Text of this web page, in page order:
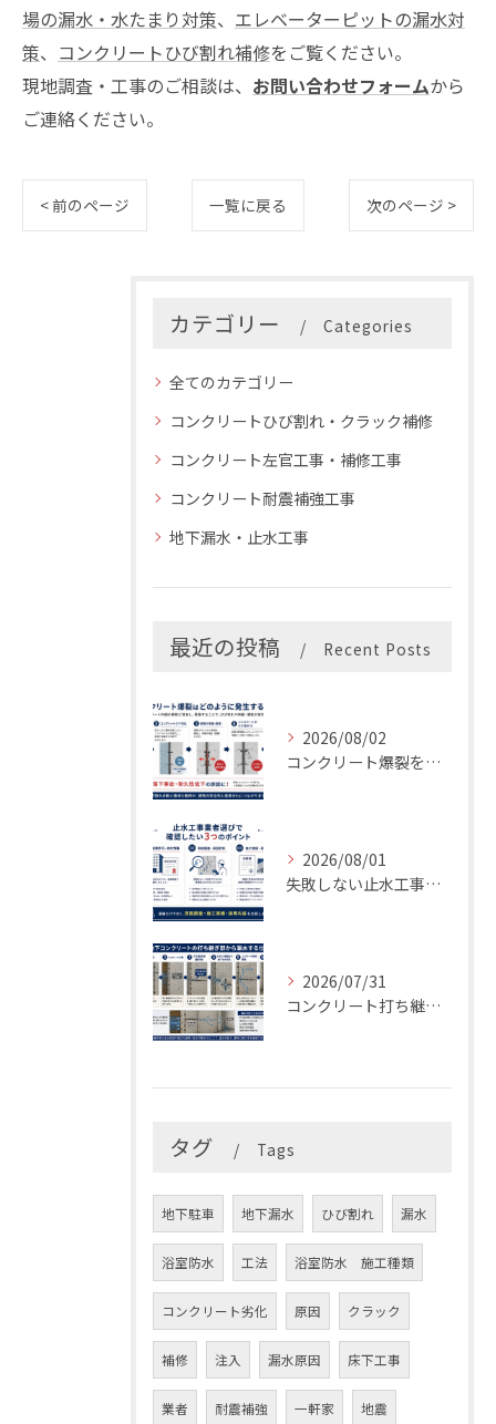
場の漏水・水たまり対策、 エレベーターピットの漏水対
策、 コンクリートひび割れ補修をご覧ください。
現地調査・工事のご相談は、 お問い合わせフォームから
ご連絡ください。
< 前のページ 一覧に戻る 次のページ >
カテゴリー Categories
全てのカテゴリー
コンクリートひび割れ・クラック補修
コンクリート左官工事・補修工事
コンクリート耐震補強工事
地下漏水・止水工事
最近の投稿 Recent Posts
2026/08/02
コンクリート爆裂を放置すると危険？補修費用・原因・対策を専門業者が解説
2026/08/01
失敗しない止水工事業者の選び方｜後悔しない3つのチェックポイント【LIFIX】
2026/07/31
コンクリート打ち継ぎ部からの漏水原因とは？最適な止水材と止水工法を解説
タグ Tags
地下駐車 地下漏水 ひび割れ 漏水
浴室防水 工法 浴室防水 施工種類
コンクリート劣化 原因 クラック
補修 注入 漏水原因 床下工事
業者 耐震補強 一軒家 地震